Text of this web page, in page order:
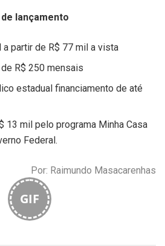
lançamento
a partir de R$ 77 mil a vista
R$ 250 mensais
estadual financiamento de até
13 mil pelo programa Minha Casa
Federal.
Por: Raimundo Masacarenhas
GIF